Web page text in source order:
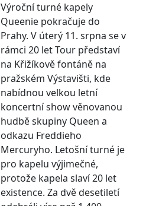
Výroční turné kapely
Queenie pokračuje do
Prahy. V úterý 11. srpna se v
rámci 20 let Tour představí
na Křižíkově fontáně na
pražském Výstavišti, kde
nabídnou velkou letní
koncertní show věnovanou
hudbě skupiny Queen a
odkazu Freddieho
Mercuryho. Letošní turné je
pro kapelu výjimečné,
protože kapela slaví 20 let
existence. Za dvě desetiletí